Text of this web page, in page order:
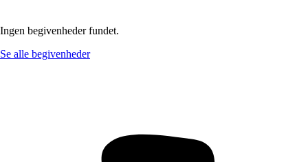
Ingen begivenheder fundet.
Se alle begivenheder